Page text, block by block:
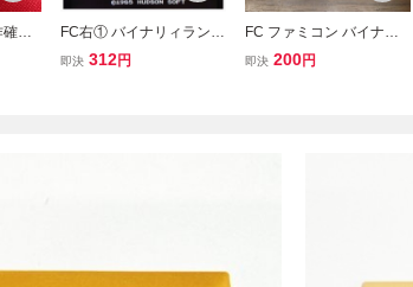
認
FC右① バイナリィランド
ファミコン 端子簡易清掃
即決 312円
FC ファミコン バイナリ
ィランド ハドソン ソフト
即決 200円